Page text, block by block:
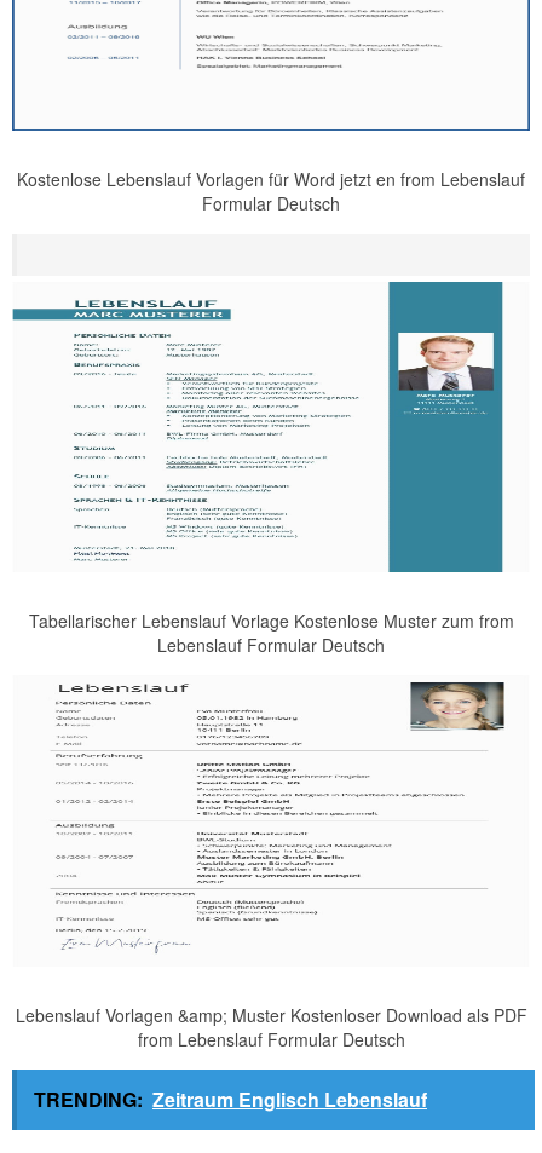
Kostenlose Lebenslauf Vorlagen für Word jetzt en from Lebenslauf
Formular Deutsch
Tabellarischer Lebenslauf Vorlage Kostenlose Muster zum from
Lebenslauf Formular Deutsch
Lebenslauf Vorlagen &amp; Muster Kostenloser Download als PDF
from Lebenslauf Formular Deutsch
TRENDING: Zeitraum Englisch Lebenslauf